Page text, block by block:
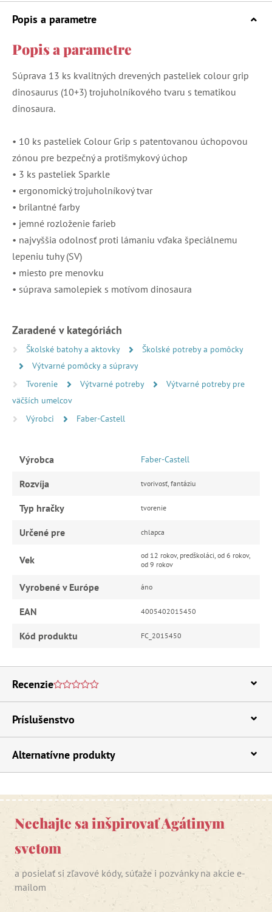
Popis a parametre
Popis a parametre
Súprava 13 ks kvalitných drevených pasteliek colour grip
dinosaurus (10+3) trojuholníkového tvaru s tematikou
dinosaura.
• 10 ks pasteliek Colour Grip s patentovanou úchopovou
zónou pre bezpečný a protišmykový úchop
• 3 ks pasteliek Sparkle
• ergonomický trojuholníkový tvar
• brilantné farby
• jemné rozloženie farieb
• najvyššia odolnosť proti lámaniu vďaka špeciálnemu
lepeniu tuhy (SV)
• miesto pre menovku
• súprava samolepiek s motívom dinosaura
Zaradené v kategóriách
Školské batohy a aktovky
Školské potreby a pomôcky
Výtvarné pomôcky a súpravy
Tvorenie
Výtvarné potreby
Výtvarné potreby pre
väčších umelcov
Výrobci
Faber-Castell
Výrobca Faber-Castell
Rozvíja tvorivosť, fantáziu
Typ hračky tvorenie
Určené pre chlapca
Vek
od 12 rokov, predškoláci, od 6 rokov,
od 9 rokov
Vyrobené v Európe áno
EAN 4005402015450
Kód produktu FC_2015450
Recenzie
Príslušenstvo
Alternatívne produkty
Nechajte sa inšpirovať Agátinym
svetom
a posielať si zľavové kódy, súťaže i pozvánky na akcie e-
mailom